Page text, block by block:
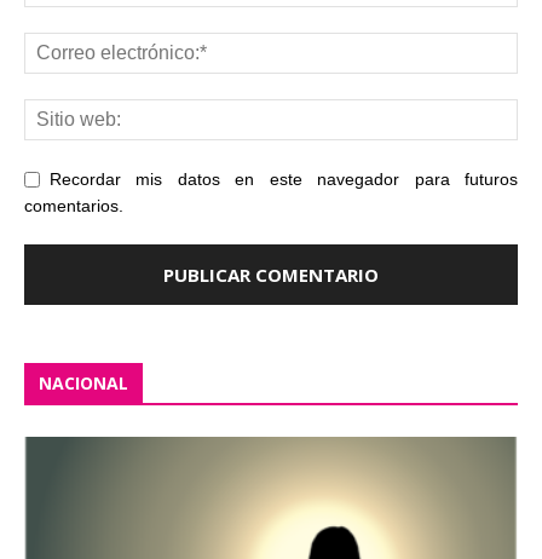
Recordar mis datos en este navegador para futuros
comentarios.
NACIONAL